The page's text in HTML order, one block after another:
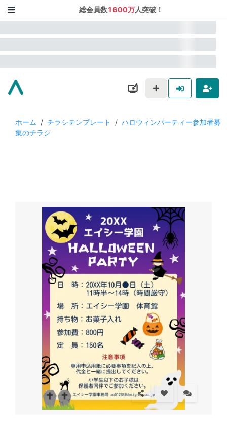
総会員数1600万人突破！
ホーム / チラシテンプレート / ハロウィンパーティー参加者募
集のチラシ